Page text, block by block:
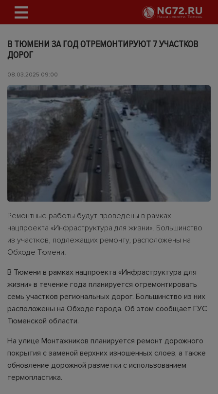
В ТЮМЕНИ ЗА ГОД ОТРЕМОНТИРУЮТ 7 УЧАСТКОВ
ДОРОГ
08.03.2025 09:00
Ремонтные работы будут проведены в рамках
нацпроекта «Инфраструктура для жизни». Большинство
из участков, подлежащих ремонту, расположены на
Обходе Тюмени.
В Тюмени в рамках нацпроекта «Инфраструктура для
жизни» в течение года планируется отремонтировать
семь участков региональных дорог. Большинство из них
расположены на Обходе города. Об этом сообщает ГУС
Тюменской области.
На улице Монтажников планируется ремонт дорожного
покрытия с заменой верхних изношенных слоев, а также
обновление дорожной разметки с использованием
термопластика.